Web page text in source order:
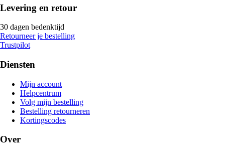
Levering en retour
30 dagen bedenktijd
Retourneer je bestelling
Trustpilot
Diensten
Mijn account
Helpcentrum
Volg mijn bestelling
Bestelling retourneren
Kortingscodes
Over